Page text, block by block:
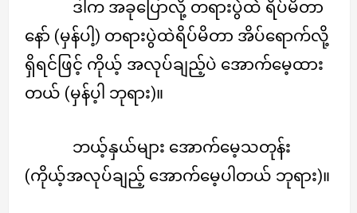
ဒါက အခုပြောလို့ တရားပွဲထဲ ရိပ်မိတာ
နော် (မှန်ပါ့) တရားပွဲထဲရိပ်မိတာ အိပ်ရောက်လို့
ရှိရင်ဖြင့် ကိုယ့် အလုပ်ချည့်ပဲ အောက်မေ့ထား
တယ် (မှန်ပ့ါ ဘုရား)။
ဘယ့်နှယ်များ အောက်မေ့သတုန်း
(ကိုယ့်အလုပ်ချည့် အောက်မေ့ပါတယ် ဘုရား)။